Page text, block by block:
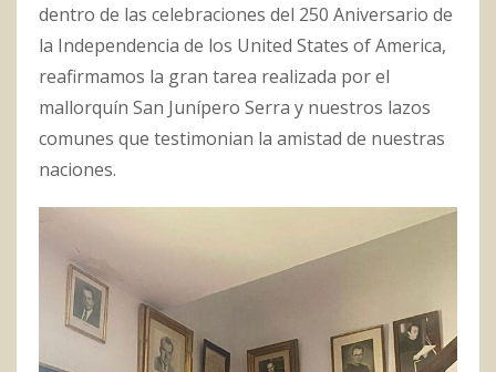
dentro de las celebraciones del 250 Aniversario de
la Independencia de los United States of America,
reafirmamos la gran tarea realizada por el
mallorquín San Junípero Serra y nuestros lazos
comunes que testimonian la amistad de nuestras
naciones.